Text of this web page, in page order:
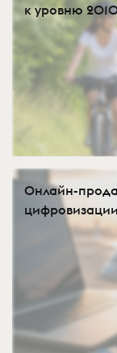
к уровню
Онлайн-